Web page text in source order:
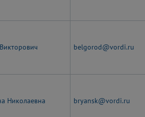
belgorod@vordi.ru
Николаевна bryansk@vordi.ru